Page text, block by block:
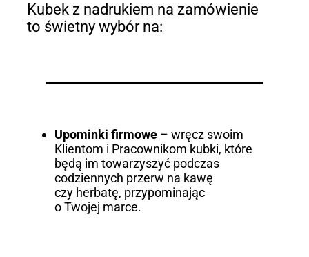
Kubek z nadrukiem na zamówienie
to świetny wybór na:
Upominki firmowe– wręcz swoim
Klientom i Pracownikom kubki, które
będą im towarzyszyć podczas
codziennych przerw na kawę
czy herbatę, przypominając
o Twojej marce.